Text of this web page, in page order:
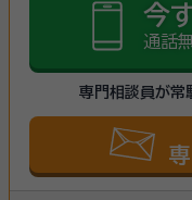
今
通話
専門相談員が常